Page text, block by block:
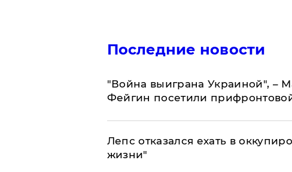
Последние новости
"Война выиграна Украиной", –
Фейгин посетили
Лепс отказался ехать в
жизни"